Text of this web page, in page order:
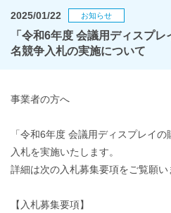
2025/01/22 お知らせ
「令和6年度 会議用ディスプ
名競争入札の実施について
事業者の方へ
「令和6年度 会議用ディスプレイ
入札を実施いたします。
詳細は次の入札募集要項をご覧願い
【入札募集要項】